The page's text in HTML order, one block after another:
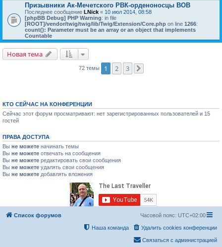
Призывники Ак-Мечетского РВК-орденоносцы ВОВ
Последнее сообщение LNick « 10 июл 2014, 08:58
[phpBB Debug] PHP Warning: in file
[ROOT]/vendor/twig/twig/lib/Twig/Extension/Core.php on line 1266:
count(): Parameter must be an array or an object that implements
Countable
Новая тема
72 темы 1 2 3
КТО СЕЙЧАС НА КОНФЕРЕНЦИИ
Сейчас этот форум просматривают: нет зарегистрированных пользователей и 15
гостей
ПРАВА ДОСТУПА
Вы не можете начинать темы
Вы не можете отвечать на сообщения
Вы не можете редактировать свои сообщения
Вы не можете удалять свои сообщения
Вы не можете добавлять вложения
Список форумов Часовой пояс: UTC+02:00
Удалить cookies конференции
Наша команда
Связаться с администрацией